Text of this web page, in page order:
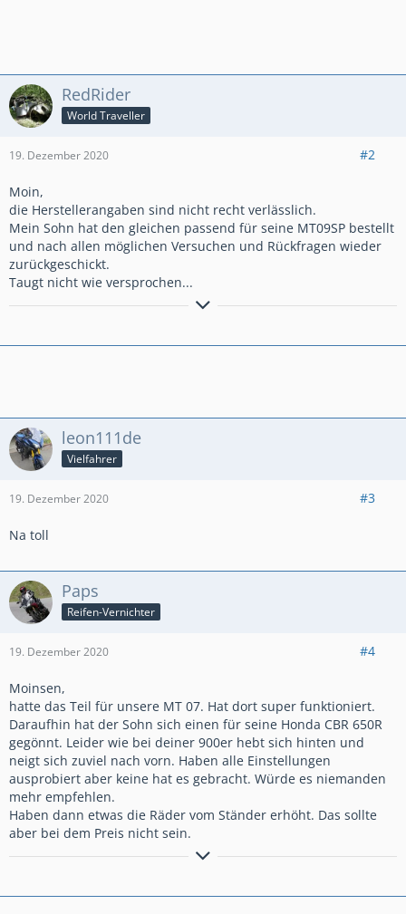
RedRider
World Traveller
19. Dezember 2020 #2
Moin,
die Herstellerangaben sind nicht recht verlässlich.
Mein Sohn hat den gleichen passend für seine MT09SP bestellt
und nach allen möglichen Versuchen und Rückfragen wieder
zurückgeschickt.
Taugt nicht wie versprochen...
RedRider
Lächle und sei froh, es könnte schlimmer kommen. ..i
leon111de
Vielfahrer
19. Dezember 2020 #3
Na toll
Paps
Reifen-Vernichter
19. Dezember 2020 #4
Moinsen,
hatte das Teil für unsere MT 07. Hat dort super funktioniert.
Daraufhin hat der Sohn sich einen für seine Honda CBR 650R
gegönnt. Leider wie bei deiner 900er hebt sich hinten und
neigt sich zuviel nach vorn. Haben alle Einstellungen
ausprobiert aber keine hat es gebracht. Würde es niemanden
mehr empfehlen.
Haben dann etwas die Räder vom Ständer erhöht. Das sollte
aber bei dem Preis nicht sein.
Liebe Grüße aus Hamburg